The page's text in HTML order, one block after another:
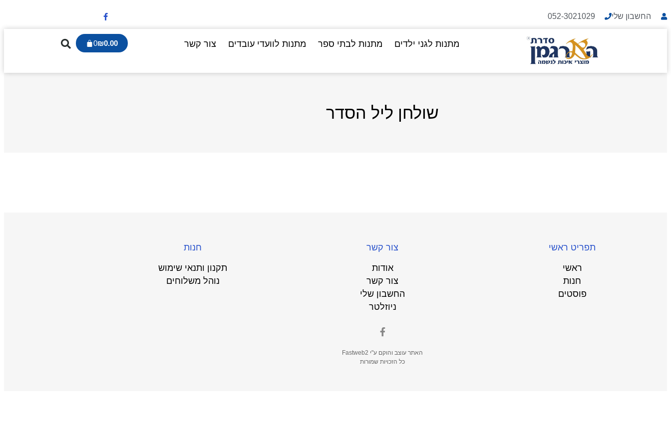
החשבון שלי 052-3021029
מתנות לגני ילדים מתנות לבתי ספר מתנות לוועדי עובדים צור קשר ₪0.00
0
שולחן ליל הסדר
תפריט ראשי
ראשי
חנות
פוסטים
צור קשר
אודות
צור קשר
החשבון שלי
ניוזלטר
חנות
תקנון ותנאי שימוש
נוהל משלוחים
האתר עוצב והוקם ע"י Fastweb2
כל הזכויות שמורות